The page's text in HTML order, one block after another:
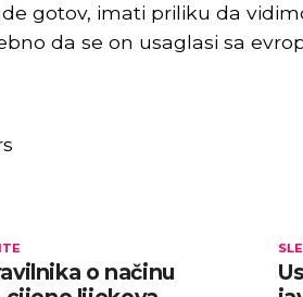
gotov, imati priliku da
da se on usaglasi sa
o načinu